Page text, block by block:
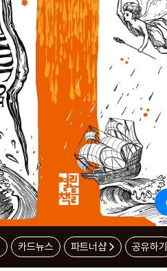
카드뉴스 파트너샵 공유하기